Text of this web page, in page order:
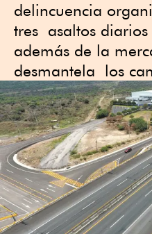
delincuencia
tres asaltos diarios
además de la
desmantela los